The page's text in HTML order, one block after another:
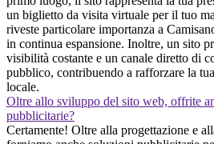
un biglietto da visita virtuale per il tuo
riveste particolare importanza a
in continua espansione. Inoltre, un sito
visibilità costante e un canale diretto di
pubblico, contribuendo a rafforzare la
locale.
Oltre allo sviluppo del sito web, offrite
pubblicitarie?
Certamente! Oltre alla progettazione e